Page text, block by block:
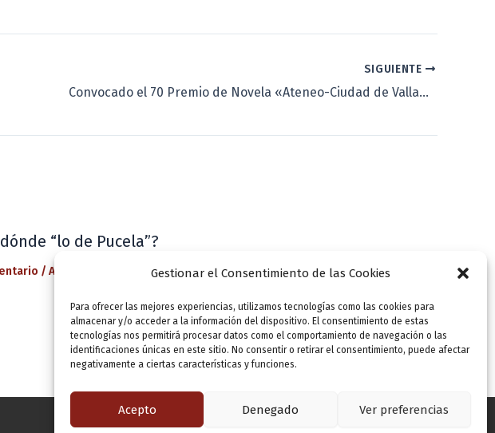
Gestionar el Consentimiento de las Cookies
Para ofrecer las mejores experiencias, utilizamos tecnologías como las cookies para
almacenar y/o acceder a la información del dispositivo. El consentimiento de estas
tecnologías nos permitirá procesar datos como el comportamiento de navegación o las
identificaciones únicas en este sitio. No consentir o retirar el consentimiento, puede afectar
negativamente a ciertas características y funciones.
Acepto Denegado Ver preferencias
SIGUIENTE
Convocado el 70 Premio de Novela «Ateneo-Ciudad de Valladolid»
“lo de Pucela”?
/ Actualidad VLLensutinta